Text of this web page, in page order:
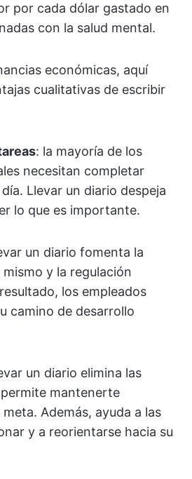
por cada dólar gastado en
con la salud mental.
económicas, aquí
cualitativas de escribir
: la mayoría de los
necesitan completar
Llevar un diario despeja
lo que es importante.
un diario fomenta la
y la regulación
los empleados
camino de desarrollo
un diario elimina las
mantenerte
Además, ayuda a las
y a reorientarse hacia su